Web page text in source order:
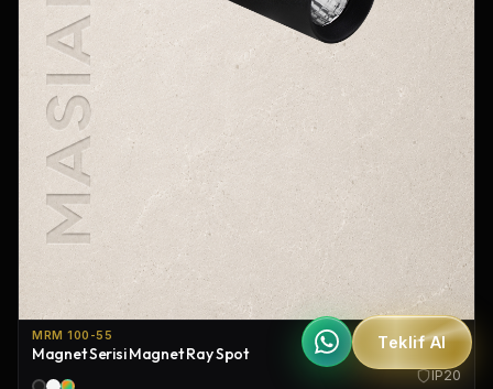
MRM 100-55
Magnet Serisi Magnet Ray Spot
IP20
Teklif Al